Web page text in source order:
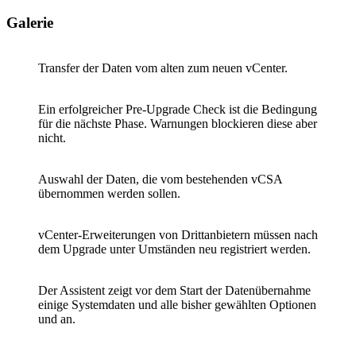
Galerie
Transfer der Daten vom alten zum neuen vCenter.
Ein erfolgreicher Pre-Upgrade Check ist die Bedingung
für die nächste Phase. Warnungen blockieren diese aber
nicht.
Auswahl der Daten, die vom bestehenden vCSA
übernommen werden sollen.
vCenter-Erweiterungen von Drittanbietern müssen nach
dem Upgrade unter Umständen neu registriert werden.
Der Assistent zeigt vor dem Start der Datenübernahme
einige Systemdaten und alle bisher gewählten Optionen
und an.